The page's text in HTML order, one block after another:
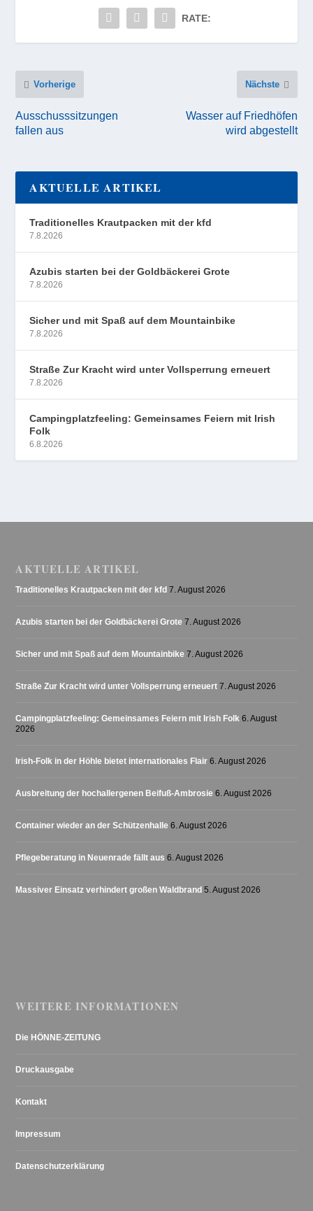
RATE:
Vorherige
Ausschusssitzungen
fallen aus
Nächste
Wasser auf Friedhöfen
wird abgestellt
AKTUELLE ARTIKEL
Traditionelles Krautpacken mit der kfd
7.8.2026
Azubis starten bei der Goldbäckerei Grote
7.8.2026
Sicher und mit Spaß auf dem Mountainbike
7.8.2026
Straße Zur Kracht wird unter Vollsperrung erneuert
7.8.2026
Campingplatzfeeling: Gemeinsames Feiern mit Irish
Folk
6.8.2026
AKTUELLE ARTIKEL
Traditionelles Krautpacken mit der kfd 7. August 2026
Azubis starten bei der Goldbäckerei Grote 7. August 2026
Sicher und mit Spaß auf dem Mountainbike 7. August 2026
Straße Zur Kracht wird unter Vollsperrung erneuert 7. August 2026
Campingplatzfeeling: Gemeinsames Feiern mit Irish Folk 6. August
2026
Irish-Folk in der Höhle bietet internationales Flair 6. August 2026
Ausbreitung der hochallergenen Beifuß-Ambrosie 6. August 2026
Container wieder an der Schützenhalle 6. August 2026
Pflegeberatung in Neuenrade fällt aus 6. August 2026
Massiver Einsatz verhindert großen Waldbrand 5. August 2026
WEITERE INFORMATIONEN
Die HÖNNE-ZEITUNG
Druckausgabe
Kontakt
Impressum
Datenschutzerklärung